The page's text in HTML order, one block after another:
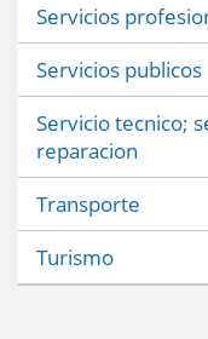
Servicios
Servicios publicos
Servicio tecnico;
reparacion
Transporte
Turismo